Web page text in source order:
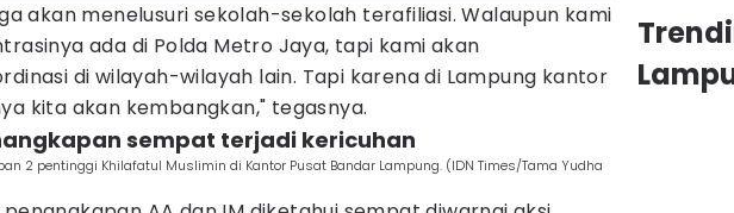
akan menelusuri sekolah-sekolah terafiliasi. Walaupun kami
ada di Polda Metro Jaya, tapi kami akan
di wilayah-wilayah lain. Tapi karena di Lampung kantor
kita akan kembangkan," tegasnya.
sempat terjadi kericuhan
2 pentinggi Khilafatul Muslimin di Kantor Pusat Bandar Lampung. (IDN Times/Tama Yudha